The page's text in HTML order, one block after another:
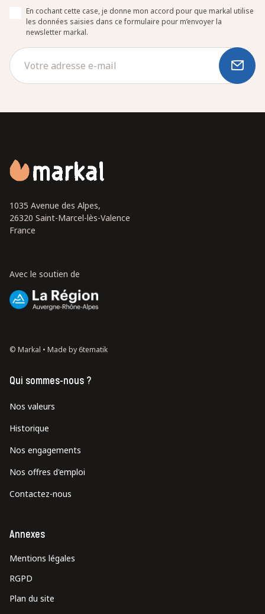
En cochant cette case, je donne mon accord pour que markal utilise
les données saisies dans ce formulaire pour m’envoyer la
newsletter markal.
1035 Avenue des Alpes,
26320 Saint-Marcel-lès-Valence
France
Avec le soutien de
© Markal • Made by 6tematik
Qui sommes-nous ?
Nos valeurs
Historique
Nos engagements
Nos offres d'emploi
Contactez-nous
Annexes
Mentions légales
RGPD
Plan du site